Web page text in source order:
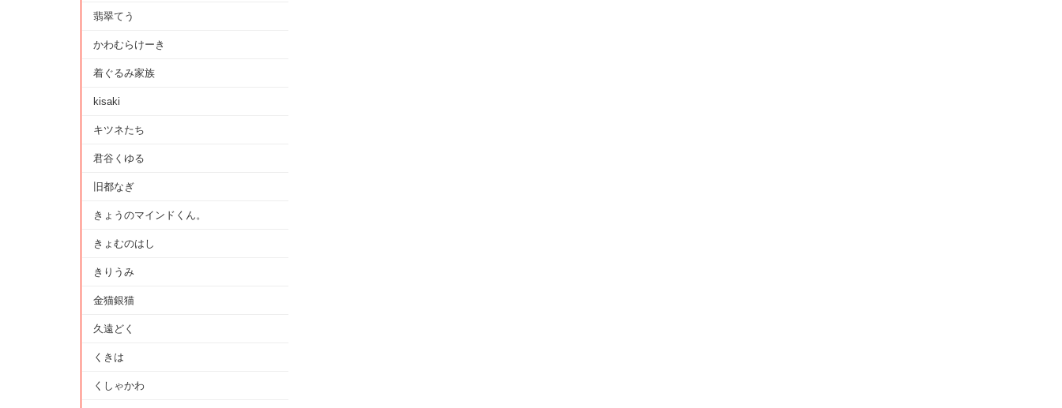
翡翠てう
かわむらけーき
着ぐるみ家族
kisaki
キツネたち
君谷くゆる
旧都なぎ
きょうのマインドくん。
きょむのはし
きりうみ
金猫銀猫
久遠どく
くきは
くしゃかわ